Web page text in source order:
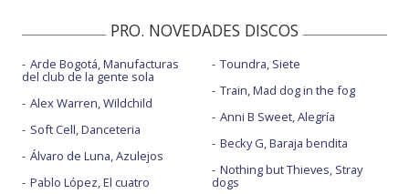
PRO. NOVEDADES DISCOS
Arde Bogotá, Manufacturas
del club de la gente sola
Alex Warren, Wildchild
Soft Cell, Danceteria
Álvaro de Luna, Azulejos
Pablo López, El cuatro
Toundra, Siete
Train, Mad dog in the fog
Anni B Sweet, Alegría
Becky G, Baraja bendita
Nothing but Thieves, Stray
dogs